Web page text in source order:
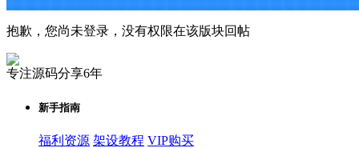
抱歉，您尚未登录，没有权限在该版块回帖
专注源码分享6年
新手指南
福利资源 架设教程 VIP购买